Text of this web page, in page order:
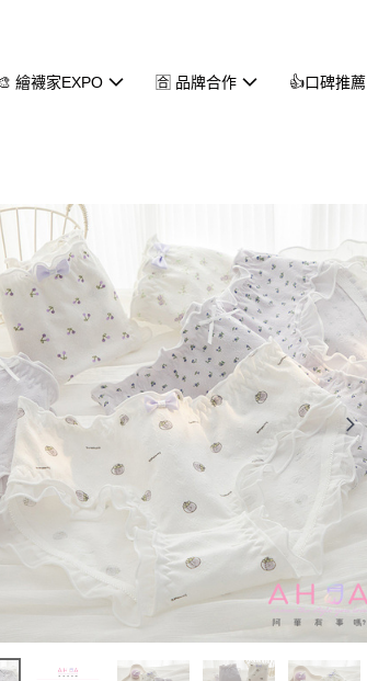
繪襪家EXPO 🈴 品牌合作 👍口碑推薦